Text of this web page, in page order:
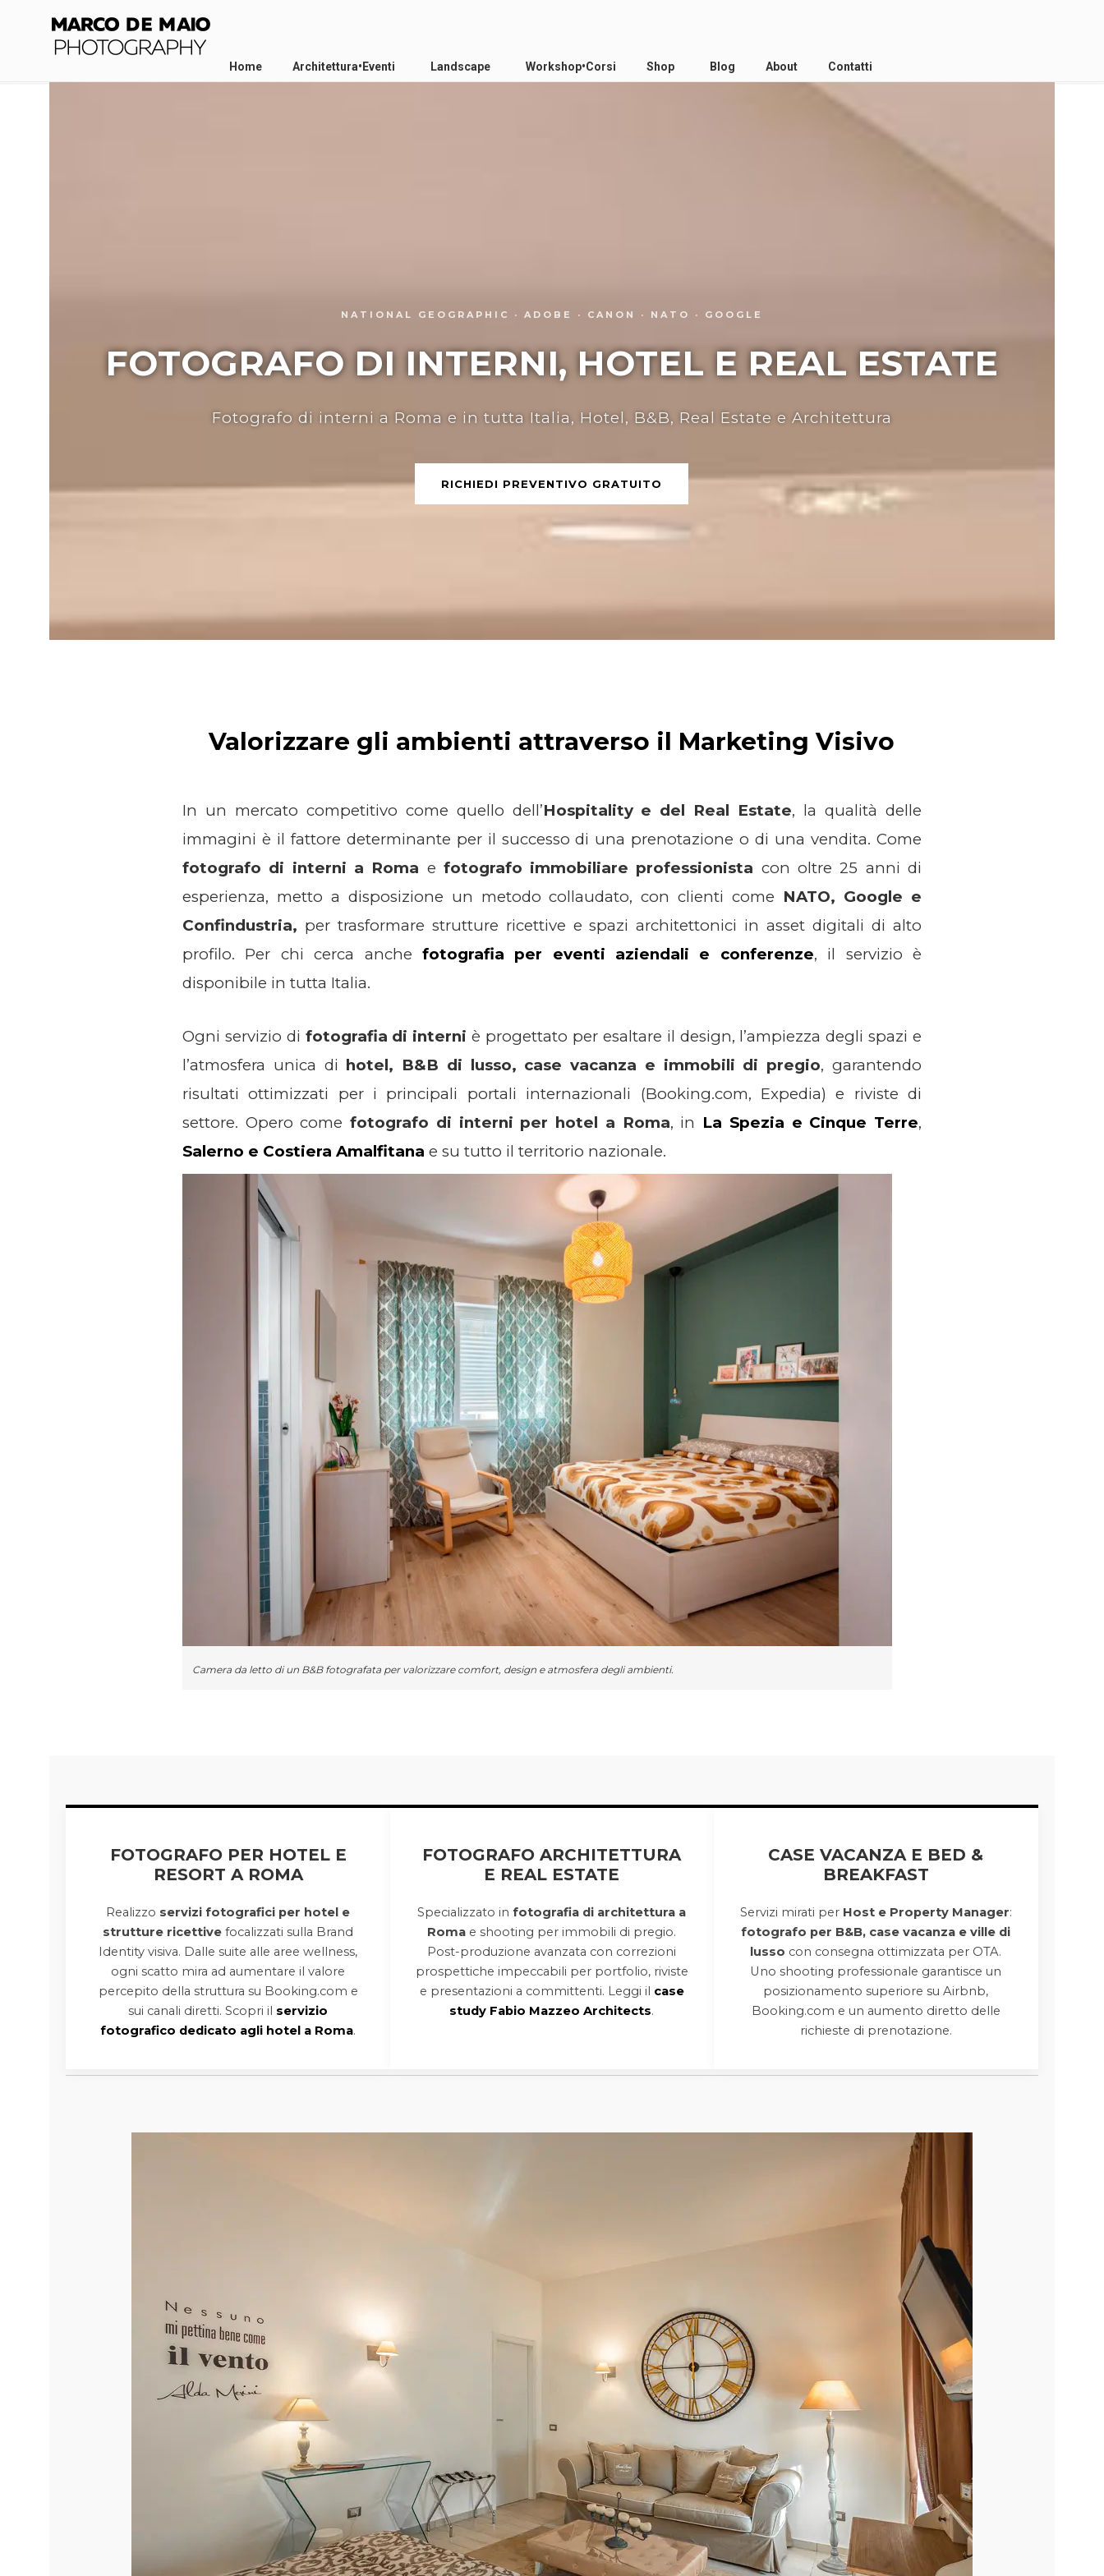
Home Architettura•Eventi Landscape Workshop•Corsi Shop Blog About Contatti
NATIONAL GEOGRAPHIC · ADOBE · CANON · NATO · GOOGLE
FOTOGRAFO DI INTERNI, HOTEL E REAL ESTATE
Fotografo di interni a Roma e in tutta Italia, Hotel, B&B, Real Estate e Architettura
RICHIEDI PREVENTIVO GRATUITO
Valorizzare gli ambienti attraverso il Marketing Visivo
In un mercato competitivo come quello dell’Hospitality e del Real Estate, la qualità delle
immagini è il fattore determinante per il successo di una prenotazione o di una vendita. Come
fotografo di interni a Roma e fotografo immobiliare professionista con oltre 25 anni di
esperienza, metto a disposizione un metodo collaudato, con clienti come NATO, Google e
Confindustria, per trasformare strutture ricettive e spazi architettonici in asset digitali di alto
profilo. Per chi cerca anche fotografia per eventi aziendali e conferenze, il servizio è
disponibile in tutta Italia.
Ogni servizio di fotografia di interni è progettato per esaltare il design, l’ampiezza degli spazi e
l’atmosfera unica di hotel, B&B di lusso, case vacanza e immobili di pregio, garantendo
risultati ottimizzati per i principali portali internazionali (Booking.com, Expedia) e riviste di
settore. Opero comefotografo di interni per hotel a Roma, in La Spezia e Cinque Terre,
Salerno e Costiera Amalfitana e su tutto il territorio nazionale.
Camera da letto di un B&B fotografata per valorizzare comfort, design e atmosfera degli ambienti.
FOTOGRAFO PER HOTEL E
RESORT A ROMA
Realizzo servizi fotografici per hotel e
strutture ricettive focalizzati sulla Brand
Identity visiva. Dalle suite alle aree wellness,
ogni scatto mira ad aumentare il valore
percepito della struttura su Booking.com e
sui canali diretti. Scopri il servizio
fotografico dedicato agli hotel a Roma.
FOTOGRAFO ARCHITETTURA
E REAL ESTATE
Specializzato infotografia di architettura a
Roma e shooting per immobili di pregio.
Post-produzione avanzata con correzioni
prospettiche impeccabili per portfolio, riviste
e presentazioni a committenti. Leggi il case
study Fabio Mazzeo Architects.
CASE VACANZA E BED &
BREAKFAST
Servizi mirati per Host e Property Manager:
fotografo per B&B, case vacanza e ville di
lusso con consegna ottimizzata per OTA.
Uno shooting professionale garantisce un
posizionamento superiore su Airbnb,
Booking.com e un aumento diretto delle
richieste di prenotazione.